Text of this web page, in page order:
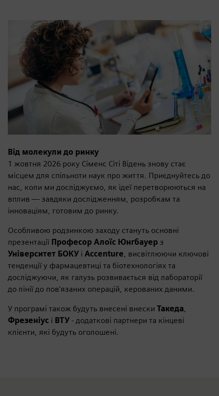
Від молекули до ринку
1 жовтня 2026 року Сіменс Сіті Відень знову стає
місцем для спільноти наук про життя. Приєднуйтесь до
нас, коли ми досліджуємо, як ідеї перетворюються на
вплив — завдяки дослідженням, розробкам та
інноваціям, готовим до ринку.
Особливою родзинкою заходу стануть основні
презентації Професор Алоїс Юнгбауер з
Університет БОКУ і Accenture , висвітлюючи ключові
тенденції у фармацевтиці та біотехнологіях та
досліджуючи, як галузь розвивається від лабораторії
до лінії до пов'язаних операцій, керованих даними.
У програмі також будуть внесені внески Такеда
Фрезеніус і ВТУ - додаткові партнери та кінцеві
клієнти, які будуть оголошені.